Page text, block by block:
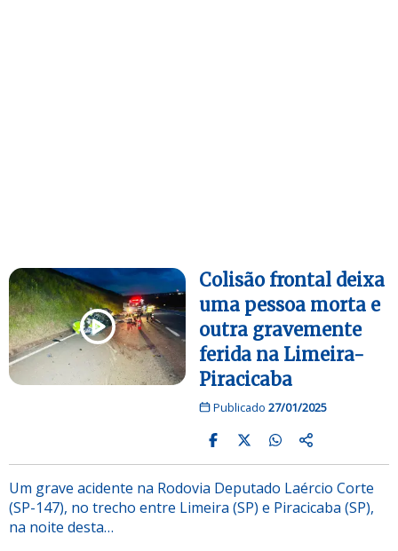
Colisão frontal deixa
uma pessoa morta e
outra gravemente
ferida na Limeira-
Piracicaba
Publicado 27/01/2025
Um grave acidente na Rodovia Deputado Laércio Corte
(SP-147), no trecho entre Limeira (SP) e Piracicaba (SP),
na noite desta…